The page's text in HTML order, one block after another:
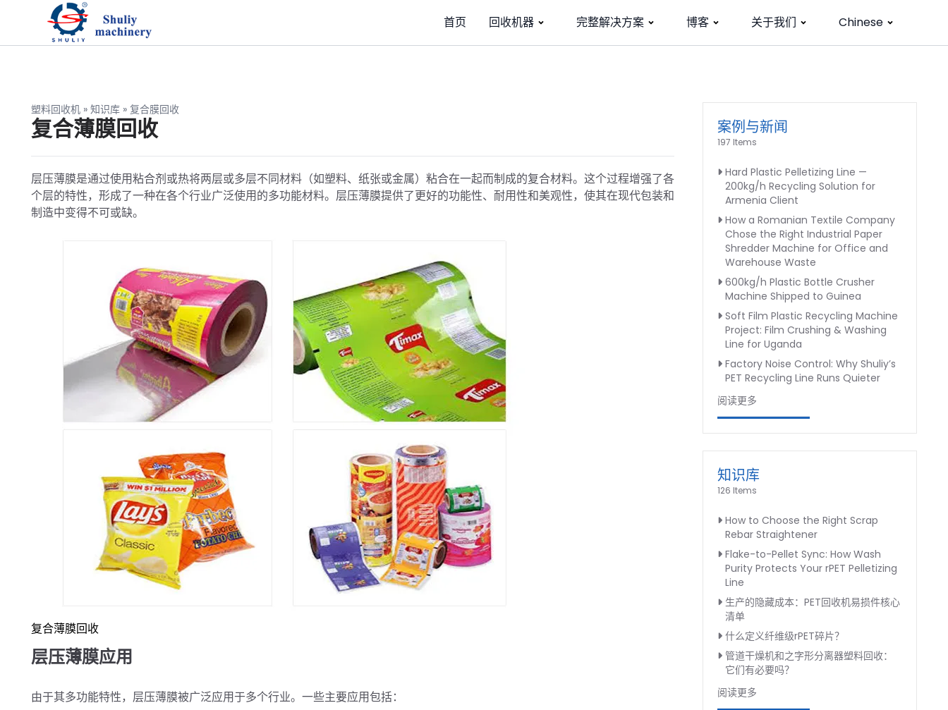
首页 回收机器 完整解决方案 博客 关于我们 Chinese
塑料回收机 » 知识库 » 复合膜回收
复合薄膜回收
层压薄膜是通过使用粘合剂或热将两层或多层不同材料（如塑料、纸张或金属）粘合在一起而制成的复合材料。这个过程增强了各
个层的特性，形成了一种在各个行业广泛使用的多功能材料。层压薄膜提供了更好的功能性、耐用性和美观性，使其在现代包装和
制造中变得不可或缺。
复合薄膜回收
层压薄膜应用
由于其多功能特性，层压薄膜被广泛应用于多个行业。一些主要应用包括：
案例与新闻
197 Items
Hard Plastic Pelletizing Line —
200kg/h Recycling Solution for
Armenia Client
How a Romanian Textile Company
Chose the Right Industrial Paper
Shredder Machine for Office and
Warehouse Waste
600kg/h Plastic Bottle Crusher
Machine Shipped to Guinea
Soft Film Plastic Recycling Machine
Project: Film Crushing & Washing
Line for Uganda
Factory Noise Control: Why Shuliy’s
PET Recycling Line Runs Quieter
阅读更多
知识库
126 Items
How to Choose the Right Scrap
Rebar Straightener
Flake-to-Pellet Sync: How Wash
Purity Protects Your rPET Pelletizing
Line
生产的隐藏成本：PET回收机易损件核心
清单
什么定义纤维级rPET碎片？
管道干燥机和之字形分离器塑料回收：
它们有必要吗？
阅读更多